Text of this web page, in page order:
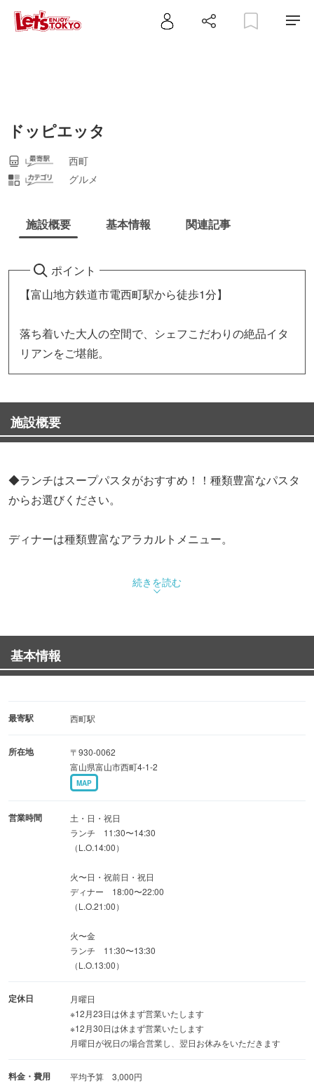
ドッピエッタ
西町
グルメ
施設概要 基本情報 関連記事
ポイント
【富山地方鉄道市電西町駅から徒歩1分】
落ち着いた大人の空間で、シェフこだわりの絶品イタ
リアンをご堪能。
施設概要
◆ランチはスープパスタがおすすめ！！種類豊富なパスタ
からお選びください。
ディナーは種類豊富なアラカルトメニュー。
前菜からパスタ、リゾット、ピザ、お肉料理まで多彩なメ
ニューをご堪能いただけます。
予約でお得なコースにもできます！
◆大人の隠れ家で味わうカジュアルイタリアン
落ち着いた雰囲気の中、ご友人やご家族との特別なひとと
柔らかな照明と洗練されたインテリアが、大人のリラック
ス空間を演出。
季節感あふれるシェフこだわりの料理をご提供いたしま
ご宴会も可能です。
ゆったりくつろげる店内は、ご友人やご家族との食事はも
ちろん、記念日にも最適◎
季節の食材をふんだんに使ったコース料理もご用意。
少人数のご利用から宴会まで幅広いシーンで利用可能で
続きを読む
基本情報
最寄駅 西町駅
所在地
〒930-0062
富山県富山市西町4-1-2
MAP
営業時間
土・日・祝日
ランチ 11:30〜14:30
（L.O.14:00）
火〜日・祝前日・祝日
ディナー 18:00〜22:00
（L.O.21:00）
火〜金
ランチ 11:30〜13:30
（L.O.13:00）
定休日
月曜日
※12月23日は休まず営業いたします
※12月30日は休まず営業いたします
月曜日が祝日の場合営業し、翌日お休みをいただきます
料金・費用 平均予算 3,000円